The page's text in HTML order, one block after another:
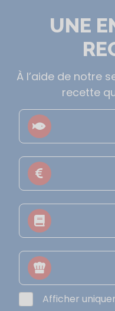
UNE
À l’aide de notre
recette
Afficher